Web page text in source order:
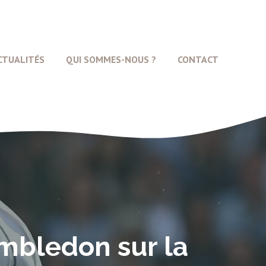
QUI SOMMES-NOUS ? CONTACT
sur la